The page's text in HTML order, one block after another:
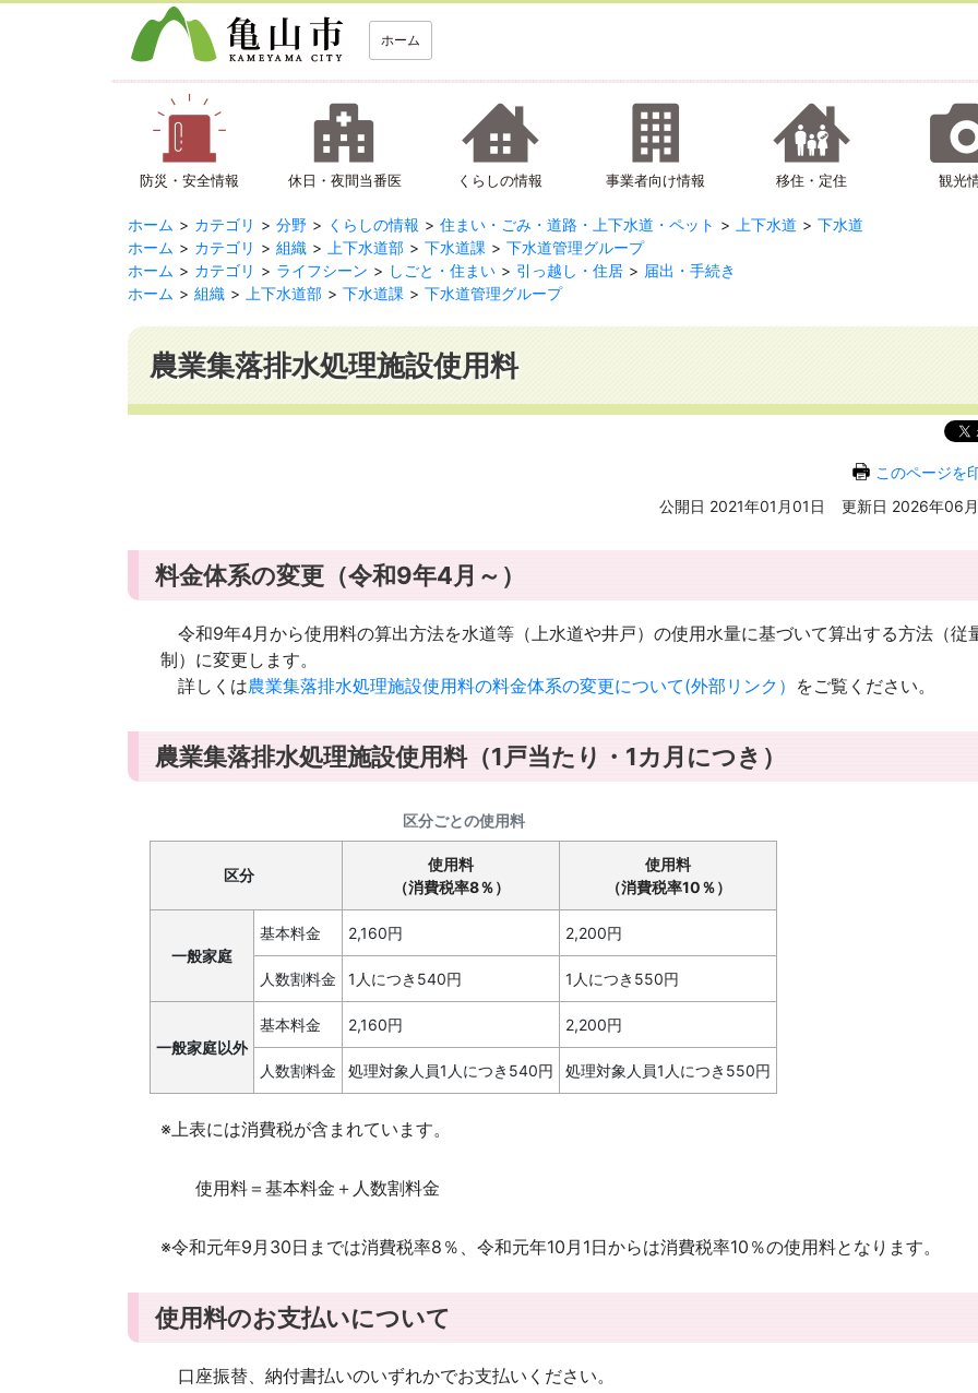
ホーム
防災・安全情報 休日・夜間当番医 くらしの情報 事業者向け情報 移住・定住 観光
ホーム カテゴリ 分野 くらしの情報 住まい・ごみ・道路・上下水道・ペット 上下水道
下水道
ホーム
カテゴリ 組織 上下水道部 下水道課
下水道管理グループ
ホーム
カテゴリ ライフシーン しごと・住まい 引っ越し・住居
届出・手続き
ホーム
組織 上下水道部 下水道課 下水道管理グループ
農業集落排水処理施設使用料
このページを
公開日 2021年01月01日
更新日 2026年06
料金体系の変更（令和9年4月～）
令和9年4月から使用料の算出方法を水道等（上水道や井戸）の使用水量に基づいて算出する方法（従
制）に変更します。
詳しくは農業集落排水処理施設使用料の料金体系の変更について(外部リンク）​ をご覧ください。
農業集落排水処理施設使用料（1戸当たり・1カ月につき）
区分ごとの使用料
区分
使用料
（消費税率8％）
使用料
（消費税率10％）
一般家庭
基本料金 2,160円 2,200円
人数割料金 1人につき540円 1人につき550円
一般家庭以外
基本料金 2,160円 2,200円
人数割料金 処理対象人員1人につき540円 処理対象人員1人につき550円
※上表には消費税が含まれています。
使用料＝基本料金＋人数割料金
※令和元年9月30日までは消費税率8％、令和元年10月1日からは消費税率10％の使用料となります。
使用料のお支払いについて
口座振替、納付書払いのいずれかでお支払いください。